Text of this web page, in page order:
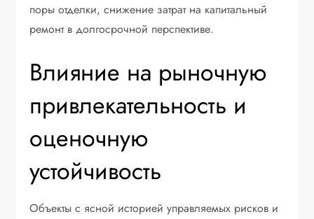
поры отделки, снижение затрат на капитальный
ремонт в долгосрочной перспективе.
Влияние на рыночную
привлекательность и
оценочную
устойчивость
Объекты с ясной историей управляемых рисков и